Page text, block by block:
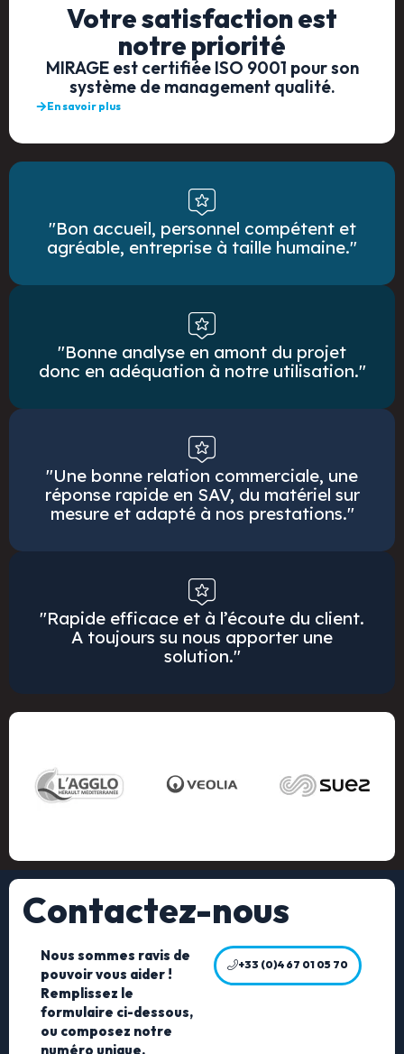
Votre satisfaction est
notre priorité
MIRAGE est certifiée ISO 9001 pour son
système de management qualité.
En savoir plus
"Bon accueil, personnel compétent et
agréable, entreprise à taille humaine."
"Bonne analyse en amont du projet
donc en adéquation à notre utilisation."
"Une bonne relation commerciale, une
réponse rapide en SAV, du matériel sur
mesure et adapté à nos prestations."
"Rapide efficace et à l’écoute du client.
A toujours su nous apporter une
solution."
Contactez-nous
Nous sommes ravis de
pouvoir vous aider !
Remplissez le
formulaire ci-dessous,
ou composez notre
numéro unique.
+33 (0)4 67 01 05 70